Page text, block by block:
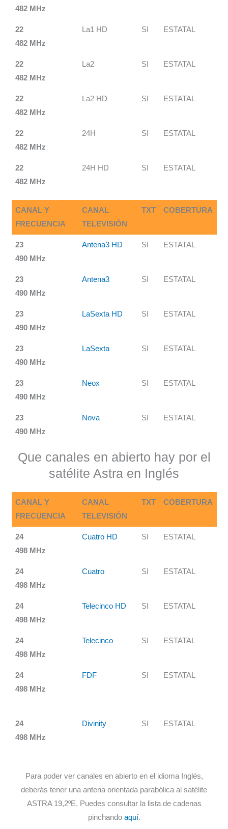
482 MHz
22
482 MHz
La1 HD SI ESTATAL
22
482 MHz
La2 SI ESTATAL
22
482 MHz
La2 HD SI ESTATAL
22
482 MHz
24H SI ESTATAL
22
482 MHz
24H HD SI ESTATAL
CANAL Y
FRECUENCIA
CANAL
TELEVISIÓN
TXT COBERTURA
23
490 MHz
Antena3 HD SI ESTATAL
23
490 MHz
Antena3 SI ESTATAL
23
490 MHz
LaSexta HD SI ESTATAL
23
490 MHz
LaSexta SI ESTATAL
23
490 MHz
Neox SI ESTATAL
23
490 MHz
Nova SI ESTATAL
Que canales en abierto hay por el
satélite Astra en Inglés
CANAL Y
FRECUENCIA
CANAL
TELEVISIÓN
TXT COBERTURA
24
498 MHz
Cuatro HD SI ESTATAL
24
498 MHz
Cuatro SI ESTATAL
24
498 MHz
Telecinco HD SI ESTATAL
24
498 MHz
Telecinco SI ESTATAL
24
498 MHz
FDF SI ESTATAL
24
498 MHz
Divinity SI ESTATAL
Para poder ver canales en abierto en el idioma Inglés,
deberás tener una antena orientada parabólica al satélite
ASTRA 19,2ºE. Puedes consultar la lista de cadenas
pinchando aquí.